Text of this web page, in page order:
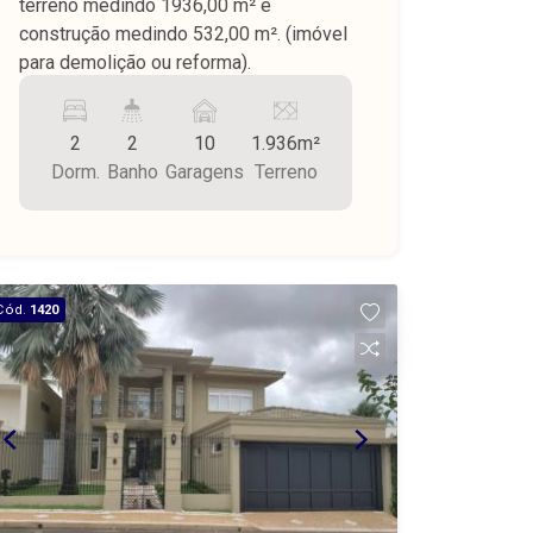
terreno medindo 1936,00 m² e
construção medindo 532,00 m². (imóvel
para demolição ou reforma).
2
Dorm.
2
Banho
10
Garagens
1.936m²
Terreno
1420